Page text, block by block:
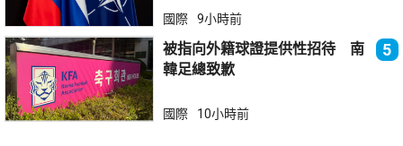
國際 9小時前
被指向外籍球證提供性招待 南
韓足總致歉
5
國際 10小時前